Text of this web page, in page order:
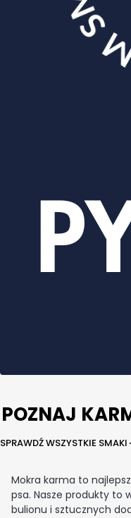
POZNAJ
SPRAWDŹ WSZYSTKIE SMAKI
Mokra karma to
psa. Nasze produkty to
bulionu i sztucznych